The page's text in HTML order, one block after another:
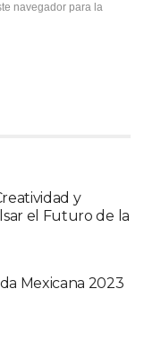
navegador para la
y
el Futuro de la
Mexicana 2023